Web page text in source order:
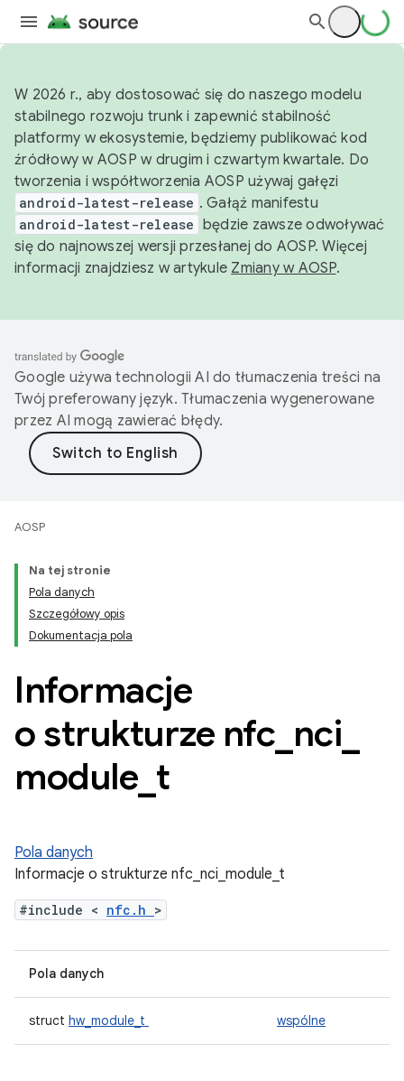
W 2026 r., aby dostosować się do naszego modelu
stabilnego rozwoju trunk i zapewnić stabilność
platformy w ekosystemie, będziemy publikować kod
źródłowy w AOSP w drugim i czwartym kwartale. Do
tworzenia i współtworzenia AOSP używaj gałęzi
android-latest-release . Gałąź manifestu
android-latest-release będzie zawsze odwoływać
się do najnowszej wersji przesłanej do AOSP. Więcej
informacji znajdziesz w artykule Zmiany w AOSP.
Google używa technologii AI do tłumaczenia treści na
Twój preferowany język. Tłumaczenia wygenerowane
przez AI mogą zawierać błędy.
AOSP
Na tej stronie
Pola danych
Szczegółowy opis
Dokumentacja pola
Informacje
o strukturze nfc nci
module t
Pola danych
Informacje o strukturze nfc_nci_module_t
#include < nfc.h >
Pola danych
struct hw_module_t wspólne